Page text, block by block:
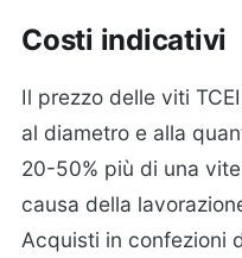
Costi indicativi
Il prezzo delle viti
al diametro e alla
20-50% più di una
causa della
Acquisti in confezioni